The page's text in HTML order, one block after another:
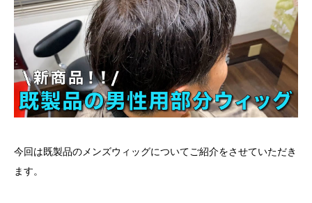
今回は既製品のメンズウィッグについてご紹介をさせていただき
ます。